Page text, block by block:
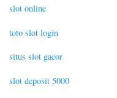
slot online
toto slot login
situs slot gacor
slot deposit 5000